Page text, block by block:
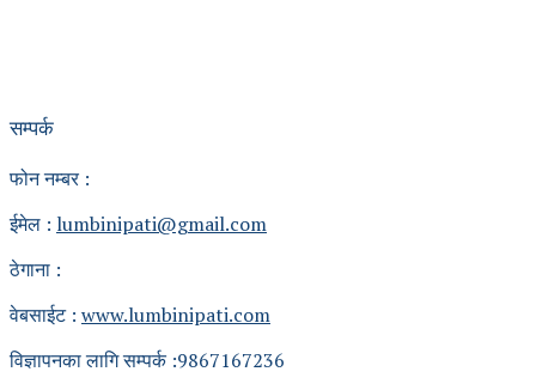
सम्पर्क
फोन नम्बर :
ईमेल : lumbinipati@gmail.com
ठेगाना :
वेबसाईट : www.lumbinipati.com
विज्ञापनका लागि सम्पर्क :9867167236